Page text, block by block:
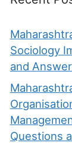
Sociology
and
Questions